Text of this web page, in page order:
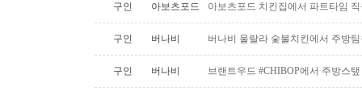
구인 아보츠포드 아보츠포드 치킨집에서 파트타임
구인 버나비 버나비 울랄라 숯불치킨에서 주방
구인 버나비 브랜트우드 #CHIBOP에서 주방스